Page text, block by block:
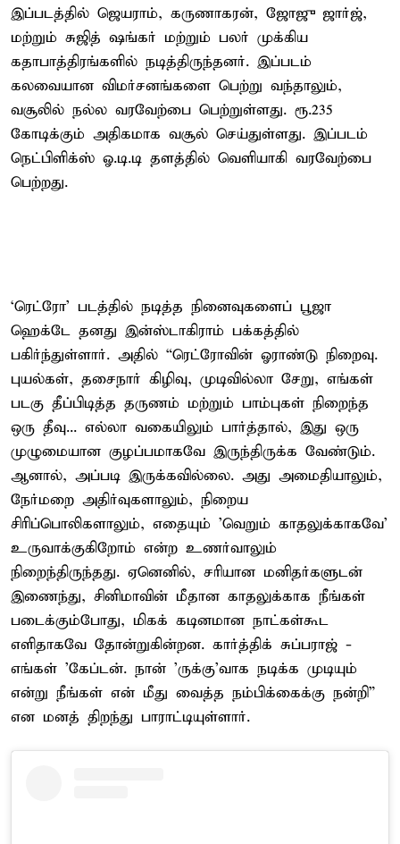
இப்படத்தில் ஜெயராம், கருணாகரன், ஜோஜு ஜார்ஜ்,
மற்றும் சுஜித் ஷங்கர் மற்றும் பலர் முக்கிய
கதாபாத்திரங்களில் நடித்திருந்தனர். இப்படம்
கலவையான விமர்சனங்களை பெற்று வந்தாலும்,
வசூலில் நல்ல வரவேற்பை பெற்றுள்ளது. ரூ.235
கோடிக்கும் அதிகமாக வசூல் செய்துள்ளது. இப்படம்
நெட்பிளிக்ஸ் ஓ.டி.டி தளத்தில் வெளியாகி வரவேற்பை
பெற்றது.
‘ரெட்ரோ’ படத்தில் நடித்த நினைவுகளைப் பூஜா
ஹெக்டே தனது இன்ஸ்டாகிராம் பக்கத்தில்
பகிர்ந்துள்ளார். அதில் “ரெட்ரோவின் ஓராண்டு நிறைவு.
புயல்கள், தசைநார் கிழிவு, முடிவில்லா சேறு, எங்கள்
படகு தீப்பிடித்த தருணம் மற்றும் பாம்புகள் நிறைந்த
ஒரு தீவு... எல்லா வகையிலும் பார்த்தால், இது ஒரு
முழுமையான குழப்பமாகவே இருந்திருக்க வேண்டும்.
ஆனால், அப்படி இருக்கவில்லை. அது அமைதியாலும்,
நேர்மறை அதிர்வுகளாலும், நிறைய
சிரிப்பொலிகளாலும், எதையும் 'வெறும் காதலுக்காகவே'
உருவாக்குகிறோம் என்ற உணர்வாலும்
நிறைந்திருந்தது. ஏனெனில், சரியான மனிதர்களுடன்
இணைந்து, சினிமாவின் மீதான காதலுக்காக நீங்கள்
படைக்கும்போது, மிகக் கடினமான நாட்கள்கூட
எளிதாகவே தோன்றுகின்றன. கார்த்திக் சுப்பராஜ் -
எங்கள் 'கேப்டன். நான் 'ருக்கு'வாக நடிக்க முடியும்
என்று நீங்கள் என் மீது வைத்த நம்பிக்கைக்கு நன்றி”
என மனத் திறந்து பாராட்டியுள்ளார்.